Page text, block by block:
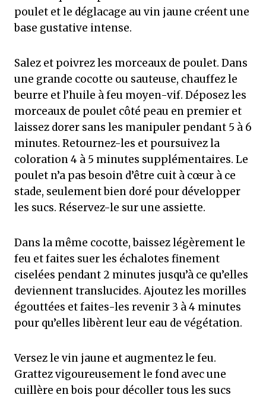
poulet et le déglacage au vin jaune créent une
base gustative intense.
Salez et poivrez les morceaux de poulet. Dans
une grande cocotte ou sauteuse, chauffez le
beurre et l’huile à feu moyen-vif. Déposez les
morceaux de poulet côté peau en premier et
laissez dorer sans les manipuler pendant 5 à 6
minutes. Retournez-les et poursuivez la
coloration 4 à 5 minutes supplémentaires. Le
poulet n’a pas besoin d’être cuit à cœur à ce
stade, seulement bien doré pour développer
les sucs. Réservez-le sur une assiette.
Dans la même cocotte, baissez légèrement le
feu et faites suer les échalotes finement
ciselées pendant 2 minutes jusqu’à ce qu’elles
deviennent translucides. Ajoutez les morilles
égouttées et faites-les revenir 3 à 4 minutes
pour qu’elles libèrent leur eau de végétation.
Versez le vin jaune et augmentez le feu.
Grattez vigoureusement le fond avec une
cuillère en bois pour décoller tous les sucs